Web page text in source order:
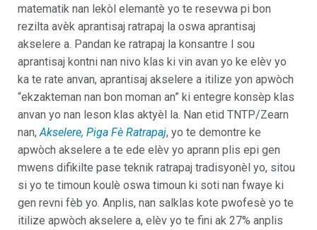
matematik nan lekòl elemantè yo te resevwa pi bon
rezilta avèk aprantisaj ratrapaj la oswa aprantisaj
akselere a. Pandan ke ratrapaj la konsantre l sou
aprantisaj kontni nan nivo klas ki vin avan yo ke elèv yo
ka te rate anvan, aprantisaj akselere a itilize yon apwòch
“ekzakteman nan bon moman an” ki entegre konsèp klas
anvan yo nan leson klas aktyèl la. Nan etid TNTP/Zearn
nan, Akselere, Piga Fè Ratrapaj, yo te demontre ke
apwòch akselere a te ede elèv yo aprann plis epi gen
mwens difikilte pase teknik ratrapaj tradisyonèl yo, sitou
si yo te timoun koulè oswa timoun ki soti nan fwaye ki
gen revni fèb yo. Anplis, nan salklas kote pwofesè yo te
itilize apwòch akselere a, elèv yo te fini ak 27% anplis